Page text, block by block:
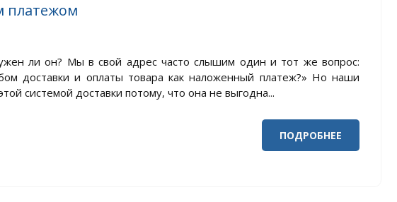
платежом
ли он? Мы в свой адрес часто слышим один и тот же вопрос:
доставки и оплаты товара как наложенный платеж?» Но наши
системой доставки потому, что она не выгодна...
ПОДРОБНЕЕ